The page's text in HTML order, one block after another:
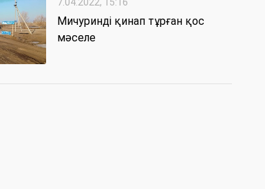
7.04.2022, 15:16
Мичуринді қинап тұрған қос
мәселе